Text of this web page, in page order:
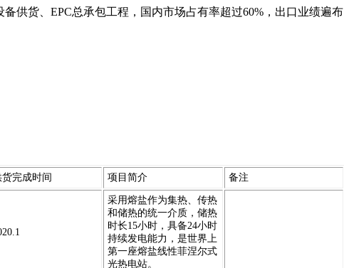
供货、EPC总承包工程，国内市场占有率超过60%，出口业绩遍布
货完成时间 项目简介 备注
采用熔盐作为集热、传热
和储热的统一介质，储热
时长15小时，具备24小时
持续发电能力，是世界上
第一座熔盐线性菲涅尔式
光热电站。